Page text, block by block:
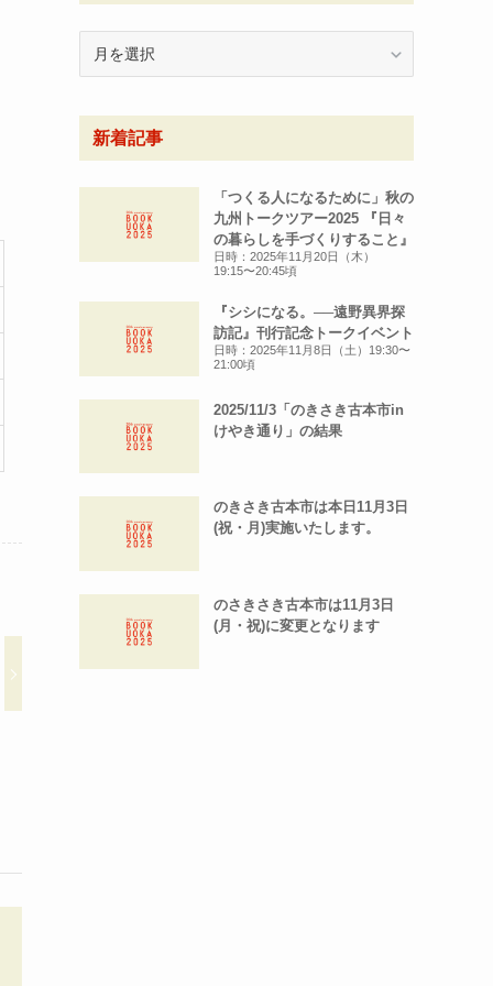
ー
イ
ブ
新着記事
「つくる人になるために」秋の
九州トークツアー2025 『日々
の暮らしを手づくりすること』
日時：2025年11月20日（木）
19:15〜20:45頃
『シシになる。──遠野異界探
訪記』刊行記念トークイベント
日時：2025年11月8日（土）19:30〜
21:00頃
2025/11/3「のきさき古本市in
けやき通り」の結果
のきさき古本市は本日11月3日
(祝・月)実施いたします。
のさきさき古本市は11月3日
(月・祝)に変更となります